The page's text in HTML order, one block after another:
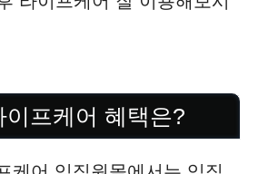
이프케어 혜택은?